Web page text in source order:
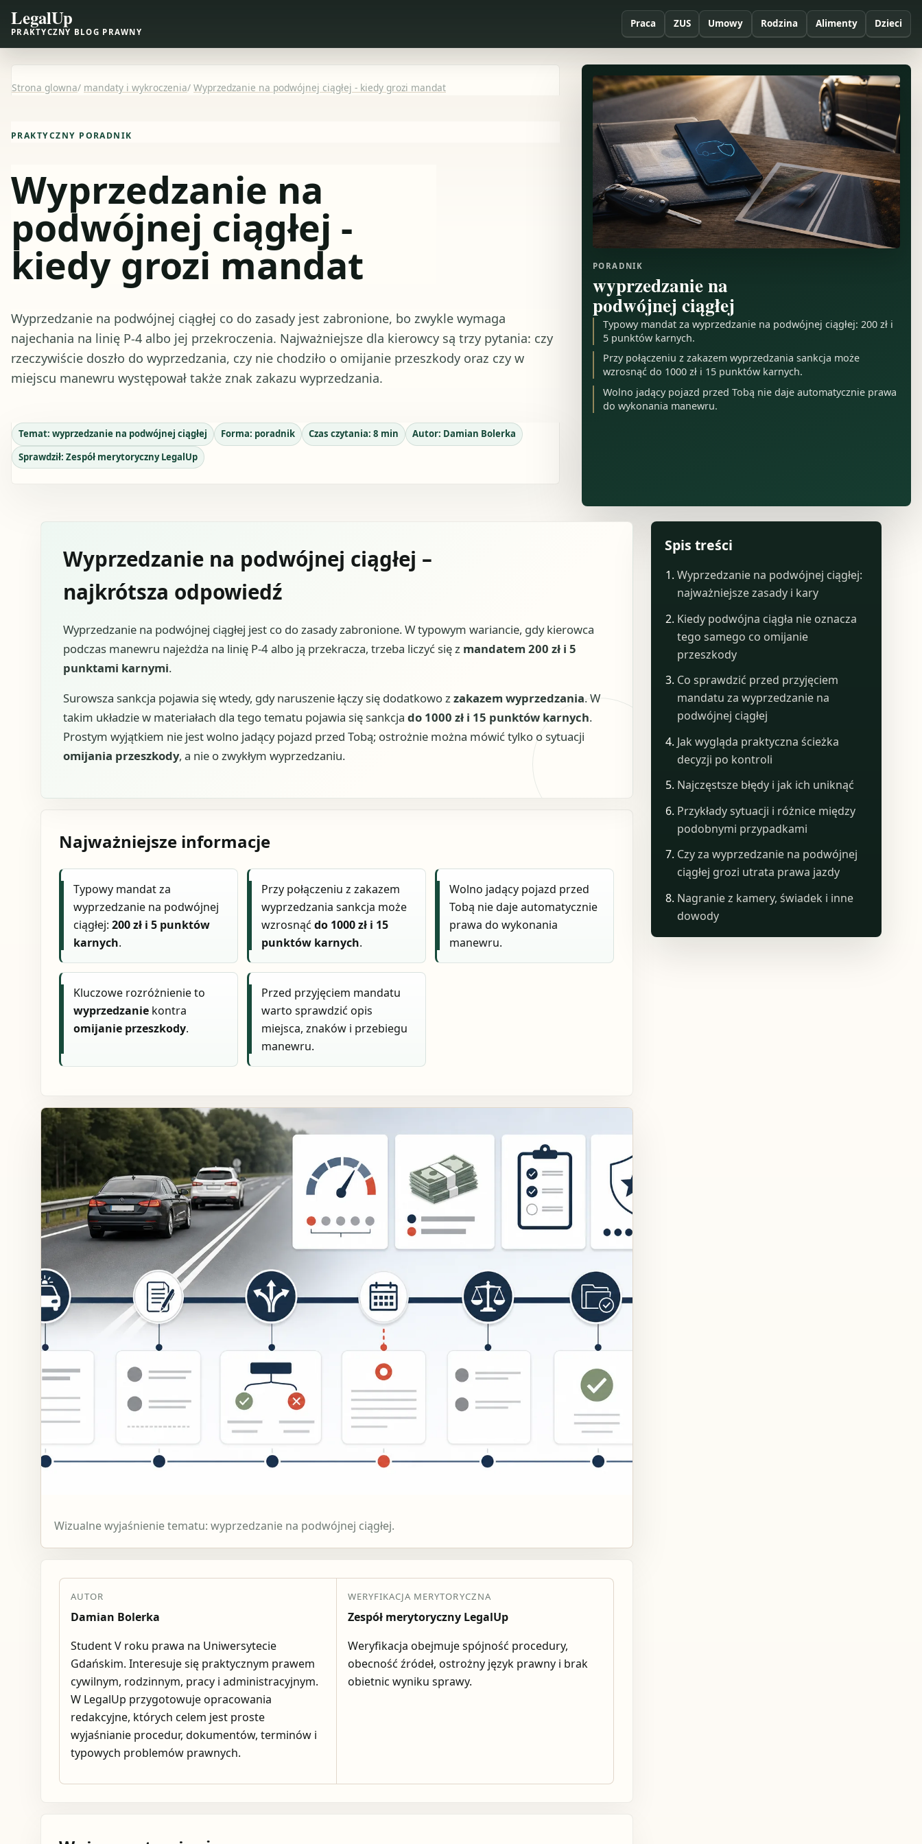
LegalUp
PRAKTYCZNY BLOG PRAWNY
Praca ZUS Umowy Rodzina Alimenty Dzieci
Strona glowna/ mandaty i wykroczenia/ Wyprzedzanie na podwójnej ciągłej - kiedy grozi mandat
PRAKTYCZNY PORADNIK
Wyprzedzanie na
podwójnej ciągłej -
kiedy grozi mandat
Wyprzedzanie na podwójnej ciągłej co do zasady jest zabronione, bo zwykle wymaga
najechania na linię P-4 albo jej przekroczenia. Najważniejsze dla kierowcy są trzy pytania: czy
rzeczywiście doszło do wyprzedzania, czy nie chodziło o omijanie przeszkody oraz czy w
miejscu manewru występował także znak zakazu wyprzedzania.
Temat: wyprzedzanie na podwójnej ciągłej Forma: poradnik Czas czytania: 8 min Autor: Damian Bolerka
Sprawdził: Zespół merytoryczny LegalUp
PORADNIK
wyprzedzanie na
podwójnej ciągłej
Typowy mandat za wyprzedzanie na podwójnej ciągłej: 200 zł i
5 punktów karnych.
Przy połączeniu z zakazem wyprzedzania sankcja może
wzrosnąć do 1000 zł i 15 punktów karnych.
Wolno jadący pojazd przed Tobą nie daje automatycznie prawa
do wykonania manewru.
Wyprzedzanie na podwójnej ciągłej –
najkrótsza odpowiedź
Wyprzedzanie na podwójnej ciągłej jest co do zasady zabronione. W typowym wariancie, gdy kierowca
podczas manewru najeżdża na linię P-4 albo ją przekracza, trzeba liczyć się z mandatem 200 zł i 5
punktami karnymi.
Surowsza sankcja pojawia się wtedy, gdy naruszenie łączy się dodatkowo zzakazem wyprzedzania. W
takim układzie w materiałach dla tego tematu pojawia się sankcja do 1000 zł i 15 punktów karnych.
Prostym wyjątkiem nie jest wolno jadący pojazd przed Tobą; ostrożnie można mówić tylko o sytuacji
omijania przeszkody, a nie o zwykłym wyprzedzaniu.
Najważniejsze informacje
Typowy mandat za
wyprzedzanie na podwójnej
ciągłej:200 zł i 5 punktów
karnych.
Przy połączeniu z zakazem
wyprzedzania sankcja może
wzrosnąćdo 1000 zł i 15
punktów karnych.
Wolno jadący pojazd przed
Tobą nie daje automatycznie
prawa do wykonania
manewru.
Kluczowe rozróżnienie to
wyprzedzanie kontra
omijanie przeszkody.
Przed przyjęciem mandatu
warto sprawdzić opis
miejsca, znaków i przebiegu
manewru.
Wizualne wyjaśnienie tematu: wyprzedzanie na podwójnej ciągłej.
AUTOR
Damian Bolerka
Student V roku prawa na Uniwersytecie
Gdańskim. Interesuje się praktycznym prawem
cywilnym, rodzinnym, pracy i administracyjnym.
W LegalUp przygotowuje opracowania
redakcyjne, których celem jest proste
wyjaśnianie procedur, dokumentów, terminów i
typowych problemów prawnych.
WERYFIKACJA MERYTORYCZNA
Zespół merytoryczny LegalUp
Weryfikacja obejmuje spójność procedury,
obecność źródeł, ostrożny język prawny i brak
obietnic wyniku sprawy.
Spis treści
Wyprzedzanie na podwójnej ciągłej:
najważniejsze zasady i kary
Kiedy podwójna ciągła nie oznacza
tego samego co omijanie
przeszkody
Co sprawdzić przed przyjęciem
mandatu za wyprzedzanie na
podwójnej ciągłej
Jak wygląda praktyczna ścieżka
decyzji po kontroli
Najczęstsze błędy i jak ich uniknąć
Przykłady sytuacji i różnice między
podobnymi przypadkami
Czy za wyprzedzanie na podwójnej
ciągłej grozi utrata prawa jazdy
Nagranie z kamery, świadek i inne
dowody